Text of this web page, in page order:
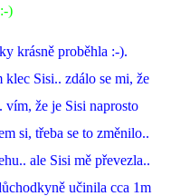
)
krásně proběhla :-).
Sisi.. zdálo se mi, že
vím, že je Sisi naprosto
si, třeba se to změnilo..
ale Sisi mě převezla..
učinila cca 1m